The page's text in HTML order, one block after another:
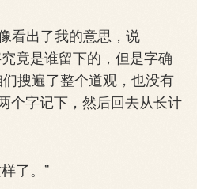
出了我的意思，说
竟是谁留下的，但是字确
们搜遍了整个道观，也没有
个字记下，然后回去从长计
了。”